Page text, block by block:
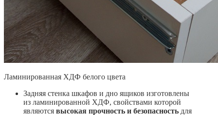
Ламинированная ХДФ белого цвета
Задняя стенка шкафов и дно ящиков изготовлены
из ламинированной ХДФ, свойствами которой
являются высокая прочность и безопасность для